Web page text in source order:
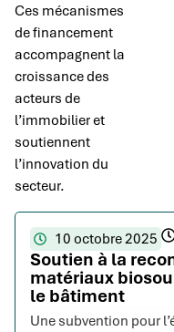
Ces mécanismes
de financement
accompagnent la
croissance des
acteurs de
l’immobilier et
soutiennent
l’innovation du
secteur.
10 octobre 2025
Soutien à la
matériaux
le bâtiment
Une subvention pour